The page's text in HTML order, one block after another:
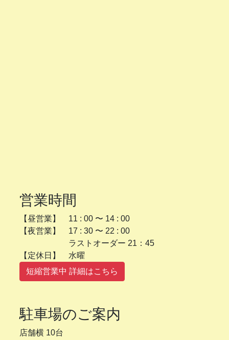
営業時間
【昼営業】 11 : 00 〜 14 : 00
【夜営業】 17 : 30 〜 22 : 00
ラストオーダー 21：45
【定休日】 水曜
短縮営業中 詳細はこちら
駐車場のご案内
店舗横 10台